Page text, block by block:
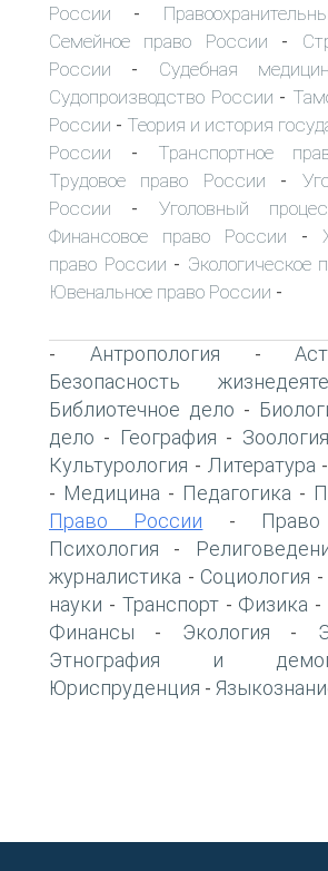
России -
Семейное право России -
России - Судебная
Судопроизводство России -
России - Теория и история
России - Транспортное
Трудовое право России -
России - Уголовный
Финансовое право России -
право России - Экологическое
Ювенальное право России -
- Антропология -
Безопасность
Библиотечное дело -
дело - География - Зоология
Культурология - Литература -
- Медицина - Педагогика -
Право России -
Психология -
журналистика - Социология -
науки - Транспорт- Физика -
Финансы - Экология -
Этнография и
Юриспруденция -